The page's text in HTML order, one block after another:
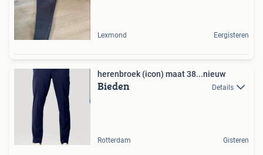
Lexmond Eergisteren
herenbroek (icon) maat 38...nieuw
Bieden Details
Rotterdam Gisteren